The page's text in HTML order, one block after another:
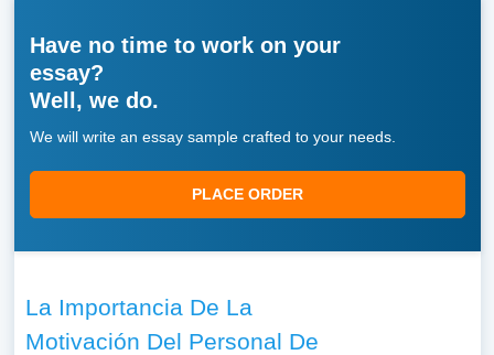
Have no time to work on your
essay?
Well, we do.
We will write an essay sample crafted to your needs.
PLACE ORDER
La Importancia De La
Motivación Del Personal De